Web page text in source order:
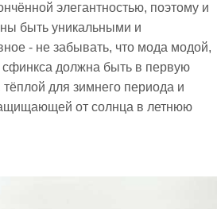
элегантностью, поэтому и
быть уникальными и
- не забывать, что мода модой,
должна быть в первую
для зимнего периода и
от солнца в летнюю